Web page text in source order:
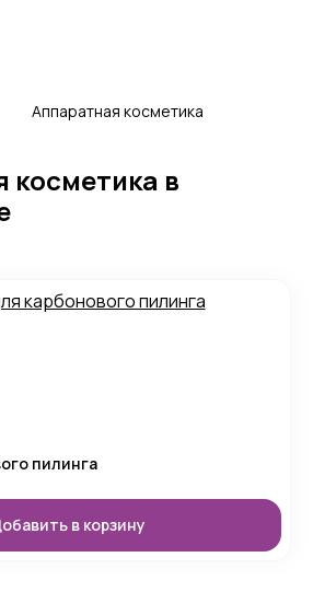
Аппаратная косметика
косметика в
пилинга
в корзину